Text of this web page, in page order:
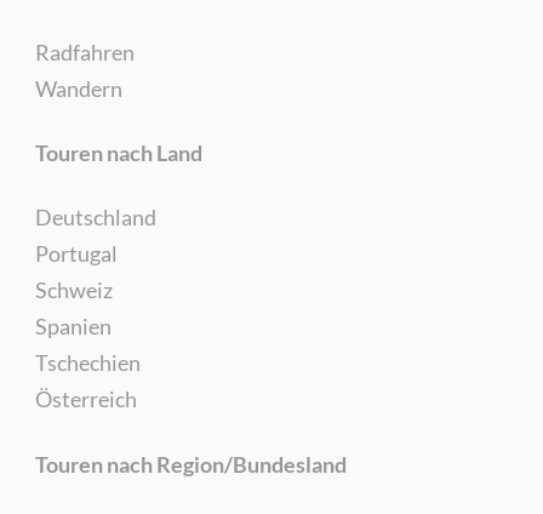
Radfahren
Wandern
Touren nach Land
Deutschland
Portugal
Schweiz
Spanien
Tschechien
Österreich
Touren nach Region/Bundesland